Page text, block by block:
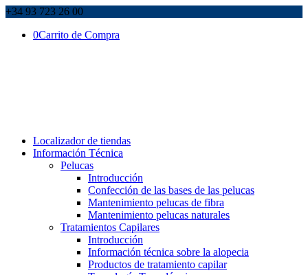
+34 93 723 26 00
0Carrito de Compra
Localizador de tiendas
Información Técnica
Pelucas
Introducción
Confección de las bases de las pelucas
Mantenimiento pelucas de fibra
Mantenimiento pelucas naturales
Tratamientos Capilares
Introducción
Información técnica sobre la alopecia
Productos de tratamiento capilar